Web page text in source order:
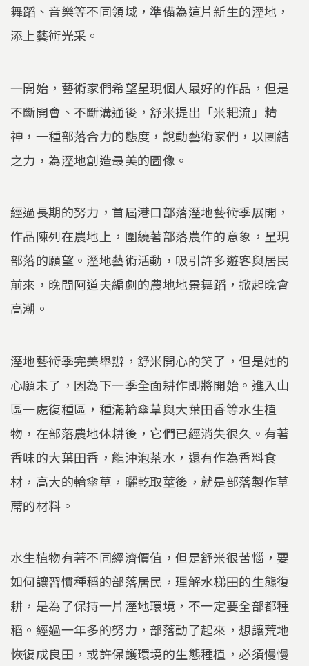
舞蹈、音樂等不同領域，準備為這片新生的溼地，
添上藝術光采。
一開始，藝術家們希望呈現個人最好的作品，但是
不斷開會、不斷溝通後，舒米提出「米耙流」精
神，一種部落合力的態度，說動藝術家們，以團結
之力，為溼地創造最美的圖像。
經過長期的努力，首屆港口部落溼地藝術季展開，
作品陳列在農地上，圍繞著部落農作的意象，呈現
部落的願望。溼地藝術活動，吸引許多遊客與居民
前來，晚間阿道夫編劇的農地地景舞蹈，掀起晚會
高潮。
溼地藝術季完美舉辦，舒米開心的笑了，但是她的
心願未了，因為下一季全面耕作即將開始。進入山
區一處復種區，種滿輪傘草與大葉田香等水生植
物，在部落農地休耕後，它們已經消失很久。有著
香味的大葉田香，能沖泡茶水，還有作為香料食
材，高大的輪傘草，曬乾取莖後，就是部落製作草
蓆的材料。
水生植物有著不同經濟價值，但是舒米很苦惱，要
如何讓習慣種稻的部落居民，理解水梯田的生態復
耕，是為了保持一片溼地環境，不一定要全部都種
稻。經過一年多的努力，部落動了起來，想讓荒地
恢復成良田，或許保護環境的生態種植，必須慢慢